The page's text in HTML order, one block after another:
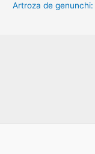
:Artroza de